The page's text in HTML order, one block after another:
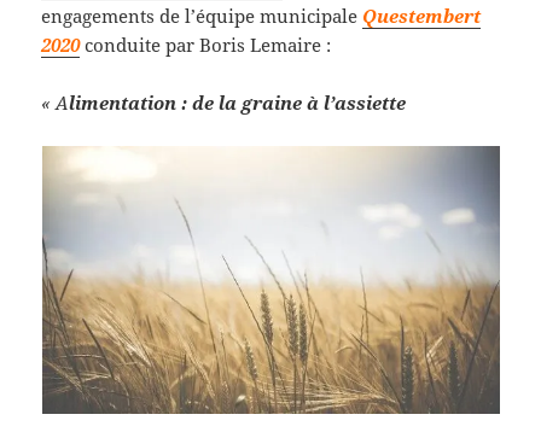
engagements de l’équipe municipale Questembert
2020conduite par Boris Lemaire :
« Alimentation : de la graine à l’assiette